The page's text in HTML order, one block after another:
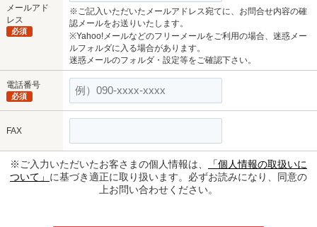
メールアド
レス
必須
※ご記入いただいたメールアドレス宛てに、お問合せ内容の確
認メールをお送りいたします。
※Yahoo!メールなどのフリーメールをご利用の場合、迷惑メー
ルフォルダに入る場合があります。
迷惑メールのフォルダ・設定等をご確認下さい。
電話番号
必須
FAX
※ご入力いただいたお客さまの個人情報は、
「個人情報の取扱いに
ついて」 に基づき適正に取り扱います。必ずお読みになり、同意の
上お問い合わせください。